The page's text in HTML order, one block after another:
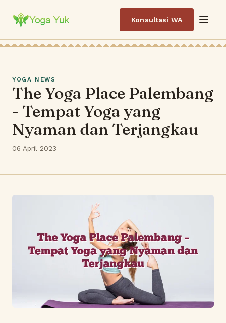
Konsultasi WA
YOGA NEWS
The Yoga Place Palembang
- Tempat Yoga yang
Nyaman dan Terjangkau
06 April 2023